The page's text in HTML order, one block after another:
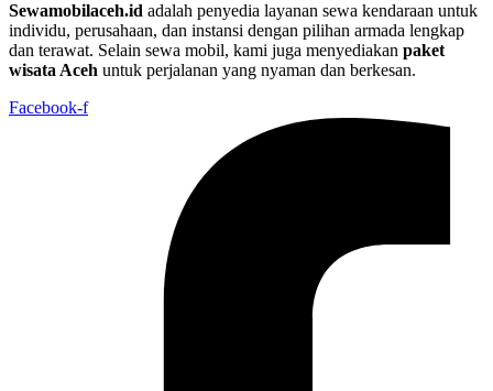
Sewamobilaceh.id adalah penyedia layanan sewa kendaraan untuk
individu, perusahaan, dan instansi dengan pilihan armada lengkap
dan terawat. Selain sewa mobil, kami juga menyediakan paket
wisata Aceh untuk perjalanan yang nyaman dan berkesan.
Facebook-f